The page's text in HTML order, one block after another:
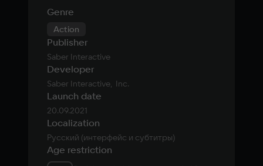
Genre
Action
Publisher
Saber Interactive
Developer
Saber Interactive,  Inc.
Launch date
20.09.2021
Localization
Русский (интерфейс и субтитры)
Age restriction